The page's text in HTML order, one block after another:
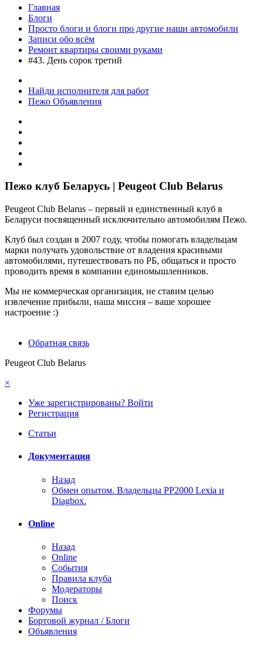
Главная
Блоги
Просто блоги и блоги про другие наши автомобили
Записи обо всём
Ремонт квартиры своими руками
#43. День сорок третий
Найди исполнителя для работ
Пежо Объявления
Пежо клуб Беларусь | Peugeot Club Belarus
Peugeot Club Belarus – первый и единственный клуб в
Беларуси посвященный исключительно автомобилям Пежо.
Клуб был создан в 2007 году, чтобы помогать владельцам
марки получать удовольствие от владения красивыми
автомобилями, путешествовать по РБ, общаться и просто
проводить время в компании единомышленников.
Мы не коммерческая организация, не ставим целью
извлечение прибыли, наша миссия – ваше хорошее
настроение :)
Обратная связь
Peugeot Club Belarus
×
Уже зарегистрированы? Войти
Регистрация
Статьи
Документация
Назад
Обмен опытом. Владельцы PP2000 Lexia и
Diagbox.
Online
Назад
Online
События
Правила клуба
Модераторы
Поиск
Форумы
Бортовой журнал / Блоги
Объявления